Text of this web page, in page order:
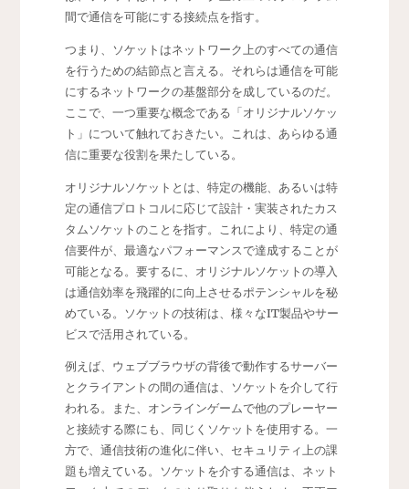
間で通信を可能にする接続点を指す。
つまり、ソケットはネットワーク上のすべての通信
を行うための結節点と言える。それらは通信を可能
にするネットワークの基盤部分を成しているのだ。
ここで、一つ重要な概念である「オリジナルソケッ
ト」について触れておきたい。これは、あらゆる通
信に重要な役割を果たしている。
オリジナルソケットとは、特定の機能、あるいは特
定の通信プロトコルに応じて設計・実装されたカス
タムソケットのことを指す。これにより、特定の通
信要件が、最適なパフォーマンスで達成することが
可能となる。要するに、オリジナルソケットの導入
は通信効率を飛躍的に向上させるポテンシャルを秘
めている。ソケットの技術は、様々なIT製品やサー
ビスで活用されている。
例えば、ウェブブラウザの背後で動作するサーバー
とクライアントの間の通信は、ソケットを介して行
われる。また、オンラインゲームで他のプレーヤー
と接続する際にも、同じくソケットを使用する。一
方で、通信技術の進化に伴い、セキュリティ上の課
題も増えている。ソケットを介する通信は、ネット